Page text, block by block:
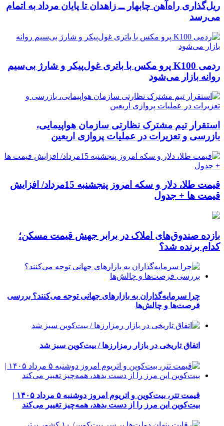
ریل‌گذاری راه‌آهن چابهار ــ زاهدان تا پایان مرداد به اتمام
می‌رسد
ردمی K100 پرو مکس با باتری غول‌پیکر و شارژ بی‌سیم
روانه بازار می‌شود
استقرار تیم مشترک نظارتی سازمان هواپیمایی،
بازرسی و تعزیرات در عملیات پروازی اربعین
قیمت طلا، دلار و سکه امروز پنجشنبه 15مرداد/ افزایش
قیمت ها + جدول
بازده صندوق‌های املاک در برابر جهش قیمت مسکن؛
کدام برنده شد؟
چرا سرمایه‌گذاران به بازارهای جهانی توجه می‌کنند؟ بررسی
فرصت‌ها و چالش‌ها
اتفاق تاریخی در بازار رمزارزها / بیت‌کوین سبز شد
قیمت تتر، بیت‌کوین و اتریوم امروز دوشنبه ۵ مرداد ۱۴۰۵ |
بیت‌کوین این مرز را از دست بدهد، همه‌چیز تغییر می‌کند